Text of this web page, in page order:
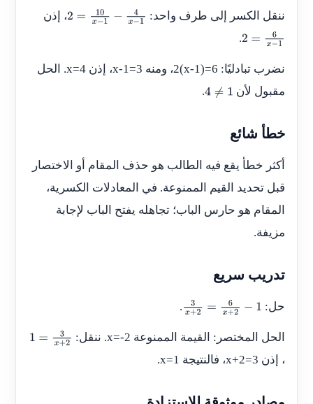
ننقل الكسر إلى طرف واحد: 2 =10x−1 −4x−1
، إذن
2 =6 x−1
.
نضرب تبادليًا: 2(x-1)=6، ومنه x-1=3، إذن x=4. الحل
مقبول لأن
4 ≠1
.
خطأ شائع
أكثر خطأ يقع فيه الطالب هو حذف المقام أو الاختصار
قبل تحديد القيم الممنوعة. في المعادلات الكسرية،
المقام هو حارس الباب؛ تجاهله يفتح الباب لإجابة
مزيفة.
تدريب سريع
حل: 3x+ 2= 6x+2 −1
.
الحل المختصر: القيمة الممنوعة x=-2. ننقل:
1
، إذن x+2=3، فالنتيجة x=1
.